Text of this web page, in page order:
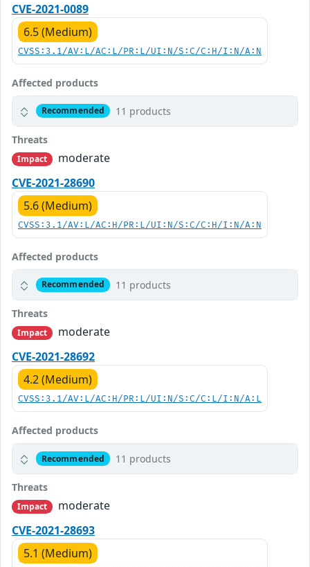
CVE-2021-0089
6.5 (Medium)
CVSS:3.1/AV:L/AC:L/PR:L/UI:N/S:C/C:H/I:N/A:N
Affected products
Recommended 11 products
Threats
Impact
moderate
CVE-2021-28690
5.6 (Medium)
CVSS:3.1/AV:L/AC:H/PR:L/UI:N/S:C/C:H/I:N/A:N
Affected products
Recommended 11 products
Threats
Impact
moderate
CVE-2021-28692
4.2 (Medium)
CVSS:3.1/AV:L/AC:H/PR:L/UI:N/S:C/C:L/I:N/A:L
Affected products
Recommended 11 products
Threats
Impact
moderate
CVE-2021-28693
5.1 (Medium)